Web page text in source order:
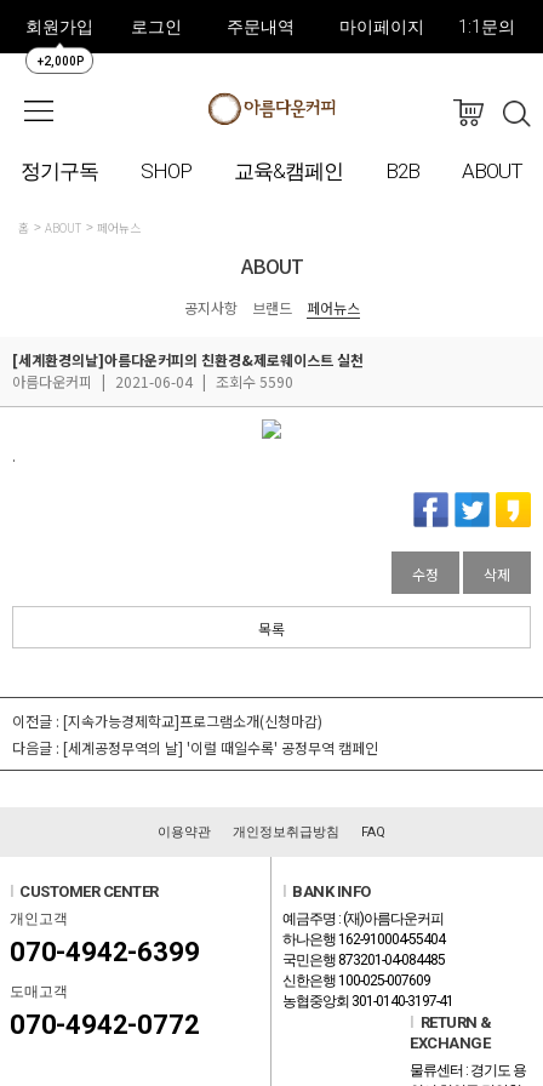
회원가입
+2,000P
로그인 주문내역 마이페이지 1:1문의
정기구독 SHOP 교육&캠페인 B2B ABOUT
홈 ABOUT 페어뉴스
ABOUT
공지사항 브랜드 페어뉴스
[세계환경의날]아름다운커피의 친환경&제로웨이스트 실천
아름다운커피
| 2021-06-04 | 조회수 5590
.
수정 삭제
목록
이전글 : [지속가능경제학교]프로그램소개(신청마감)
다음글 : [세계공정무역의 날] '이럴 때일수록' 공정무역 캠페인
이용약관 개인정보취급방침 FAQ
CUSTOMER CENTER
개인고객
070-4942-6399
도매고객
070-4942-0772
BANK INFO
예금주명 : (재)아름다운커피
하나은행 162-910004-55404
국민은행 873201-04-084485
신한은행 100-025-007609
농협중앙회 301-0140-3197-41
RETURN &
EXCHANGE
물류센터 : 경기도 용